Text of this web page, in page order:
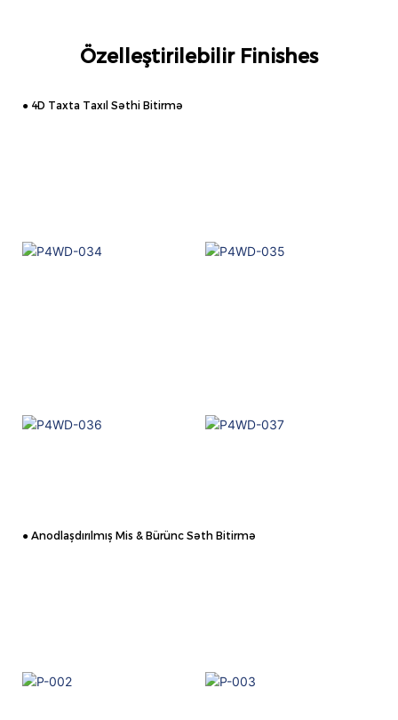
Özelleştirilebilir Finishes
● 4D Taxta Taxıl Səthi Bitirmə
● Anodlaşdırılmış Mis & Bürünc Səth Bitirmə